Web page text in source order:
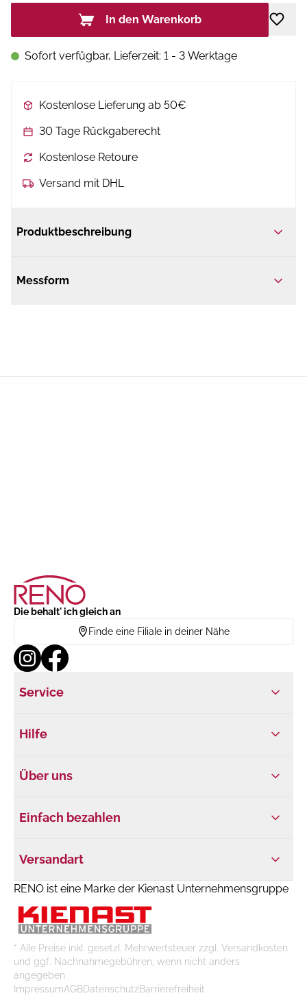
In den Warenkorb
Sofort verfügbar, Lieferzeit: 1 - 3 Werktage
Kostenlose Lieferung ab 50€
30 Tage Rückgaberecht
Kostenlose Retoure
Versand mit DHL
Produktbeschreibung
Messform
Die behalt' ich gleich an
Finde eine Filiale in deiner Nähe
Service
Hilfe
Über uns
Einfach bezahlen
Versandart
RENO ist eine Marke der Kienast Unternehmensgruppe
* Alle Preise inkl. gesetzl. Mehrwertsteuer zzgl. Versandkosten
und ggf. Nachnahmegebühren, wenn nicht anders
angegeben
ImpressumAGBDatenschutzBarrierefreiheit